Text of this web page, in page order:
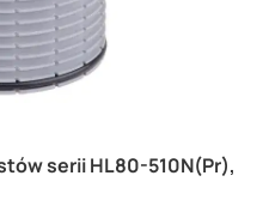
serii HL80-510N(Pr),